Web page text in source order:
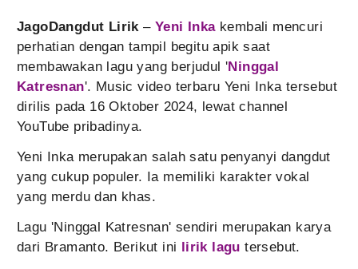
JagoDangdut Lirik–Yeni Inkakembali mencuri
perhatian dengan tampil begitu apik saat
membawakan lagu yang berjudul 'Ninggal
Katresnan'. Music video terbaru Yeni Inka tersebut
dirilis pada 16 Oktober 2024, lewat channel
YouTube pribadinya.
Yeni Inka merupakan salah satu penyanyi dangdut
yang cukup populer. Ia memiliki karakter vokal
yang merdu dan khas.
Lagu 'Ninggal Katresnan' sendiri merupakan karya
dari Bramanto. Berikut ini lirik lagu tersebut.